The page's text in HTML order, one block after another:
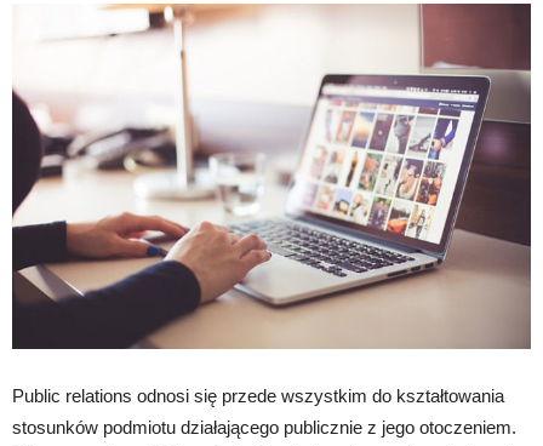
Public relations odnosi się przede wszystkim do kształtowania
stosunków podmiotu działającego publicznie z jego otoczeniem.